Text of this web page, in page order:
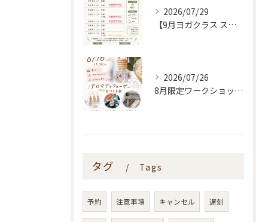
2026/07/29
【9月ヨガクラス スケジュールのお知らせ🌿】
2026/07/26
8月限定ワークショップ🌿🫧
タグ Tags
予約 注意事項 キャンセル 遅刻